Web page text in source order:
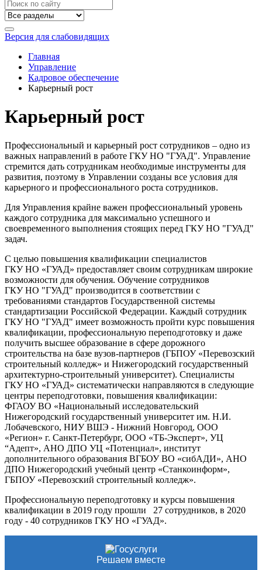
Версия для слабовидящих
Главная
Управление
Кадровое обеспечение
Карьерный рост
Карьерный рост
Профессиональный и карьерный рост сотрудников – одно из
важных направлений в работе ГКУ НО "ГУАД". Управление
стремится дать сотрудникам необходимые инструменты для
развития, поэтому в Управлении созданы все условия для
карьерного и профессионального роста сотрудников.
Для Управления крайне важен профессиональный уровень
каждого сотрудника для максимально успешного и
своевременного выполнения стоящих перед ГКУ НО "ГУАД"
задач.
С целью повышения квалификации специалистов
ГКУ НО «ГУАД» предоставляет своим сотрудникам широкие
возможности для обучения. Обучение сотрудников
ГКУ НО "ГУАД" производится в соответствии с
требованиями стандартов Государственной системы
стандартизации Российской Федерации. Каждый сотрудник
ГКУ НО "ГУАД" имеет возможность пройти курс повышения
квалификации, профессиональную переподготовку и даже
получить высшее образование в сфере дорожного
строительства на базе вузов-партнеров (ГБПОУ «Перевозский
строительный колледж» и Нижегородский государственный
архитектурно-строительный университет). Специалисты
ГКУ НО «ГУАД» систематически направляются в следующие
центры переподготовки, повышения квалификации:
ФГАОУ ВО «Национальный исследовательский
Нижегородский государственный университет им. Н.И.
Лобачевского, НИУ ВШЭ - Нижний Новгород, ООО
«Регион» г. Санкт-Петербург, ООО «ТБ-Эксперт», УЦ
“Адепт», АНО ДПО УЦ «Потенциал», институт
дополнительного образования ВГБОУ ВО «сибАДИ», АНО
ДПО Нижегородский учебный центр «Станкоинформ»,
ГБПОУ «Перевозский строительный колледж».
Профессиональную переподготовку и курсы повышения
квалификации в 2019 году прошли 27 сотрудников, в 2020
году - 40 сотрудников ГКУ НО «ГУАД».
Решаем вместе